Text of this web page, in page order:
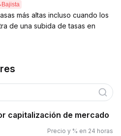
Bajista
más altas incluso cuando los
de una subida de tasas en
capitalización de mercado
Precio y % en 24 horas